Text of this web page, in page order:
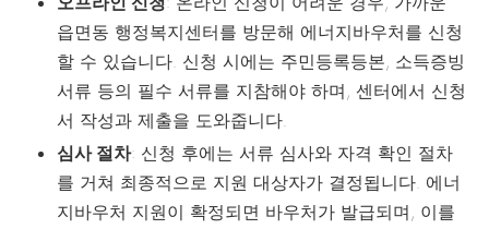
읍면동 행정복지센터를 방문해 에너지바우처를 신청
할 수 있습니다. 신청 시에는 주민등록등본, 소득증빙
서류 등의 필수 서류를 지참해야 하며, 센터에서 신청
서 작성과 제출을 도와줍니다.
심사 절차: 신청 후에는 서류 심사와 자격 확인 절차
를 거쳐 최종적으로 지원 대상자가 결정됩니다. 에너
지바우처 지원이 확정되면 바우처가 발급되며, 이를